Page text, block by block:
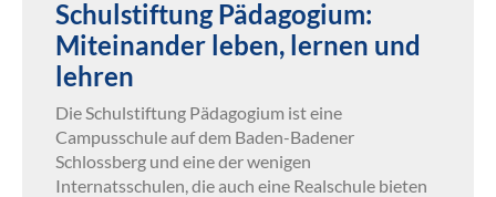
Schulstiftung Pädagogium:
Miteinander leben, lernen und
lehren
Die Schulstiftung Pädagogium ist eine
Campusschule auf dem Baden-Badener
Schlossberg und eine der wenigen
Internatsschulen, die auch eine Realschule bieten